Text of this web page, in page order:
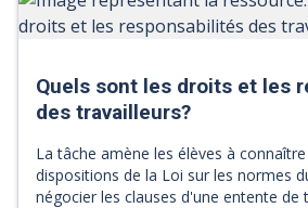
Quels sont les droits et les
des travailleurs?
La tâche amène les élèves à
dispositions de la Loi sur les normes
négocier les clauses d'une entente de